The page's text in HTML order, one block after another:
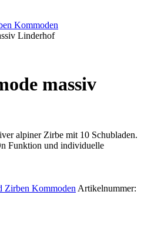
Kommoden
Linderhof
massiv
alpiner Zirbe mit 10 Schubladen.
Funktion und individuelle
Zirben Kommoden Artikelnummer: